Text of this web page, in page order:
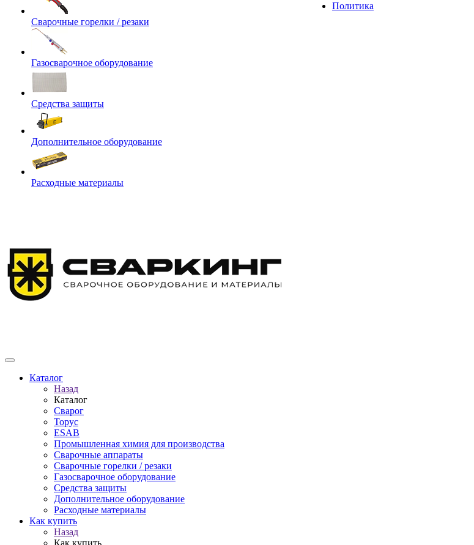
Сварочные горелки / резаки
Газосварочное оборудование
Средства защиты
Дополнительное оборудование
Расходные материалы
Политика
Каталог
Назад
Каталог
Сварог
Торус
ESAB
Промышленная химия для производства
Сварочные аппараты
Сварочные горелки / резаки
Газосварочное оборудование
Средства защиты
Дополнительное оборудование
Расходные материалы
Как купить
Назад
Как купить